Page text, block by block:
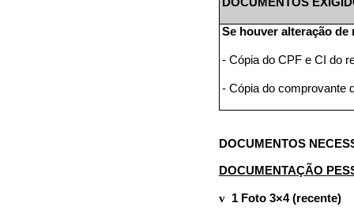
Se houver alteração
- Cópia do CPF e CI do
- Cópia do comprovante
DOCUMENTOS
DOCUMENTAÇÃO
v 1 Foto 3×4 (recente)